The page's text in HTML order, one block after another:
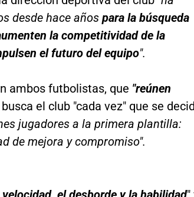
desde hace añospara la búsqueda
la competitividad de la
el futuro del equipo".
ambos futbolistas, que "reúnen
el club "cada vez" que se
jugadores a la primera plantilla:
de mejora y compromiso".